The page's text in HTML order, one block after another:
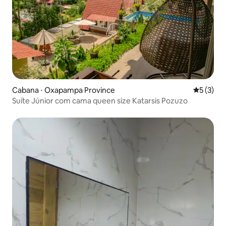
Cabana ⋅ Oxapampa Province 5 de
5 (3)
Suíte Júnior com cama queen size Katarsis Pozuzo